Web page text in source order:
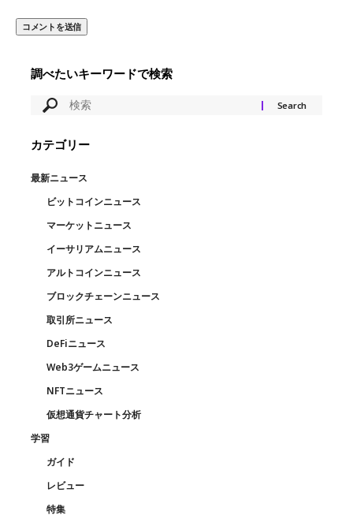
調べたいキーワードで検索
カテゴリー
最新ニュース
ビットコインニュース
マーケットニュース
イーサリアムニュース
アルトコインニュース
ブロックチェーンニュース
取引所ニュース
DeFiニュース
Web3ゲームニュース
NFTニュース
仮想通貨チャート分析
学習
ガイド
レビュー
特集